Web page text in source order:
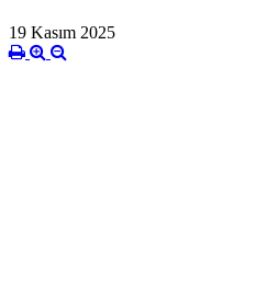
19 Kasım 2025